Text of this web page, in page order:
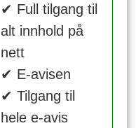
✔ Full tilgang til
alt innhold på
nett
✔ E-avisen
✔ Tilgang til
hele e-avis